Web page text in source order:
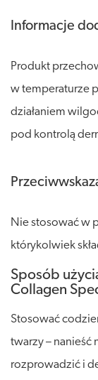
Informacje
Produkt
w temperaturze
działaniem
pod kontrolą
Nie stosować w
którykolwiek
Sposób
Collagen
Stosować
twarzy –
rozprowadzić i